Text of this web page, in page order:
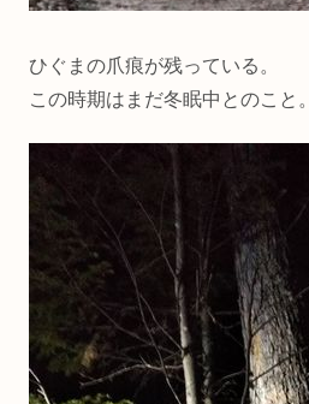
ひぐまの爪痕が残っている。
この時期はまだ冬眠中とのこと。